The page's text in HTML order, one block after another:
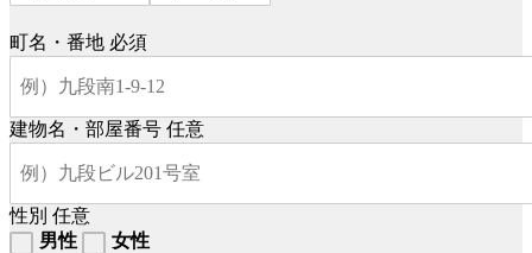
町名・番地 必須
建物名・部屋番号 任意
性別 任意
男性
女性